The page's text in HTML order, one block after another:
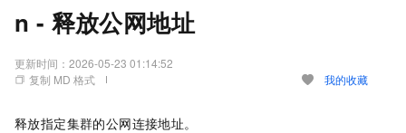
n - 释放公网地址
更新时间： 2026-05-23 01:14:52
复制 MD 格式
我的收藏
释放指定集群的公网连接地址。